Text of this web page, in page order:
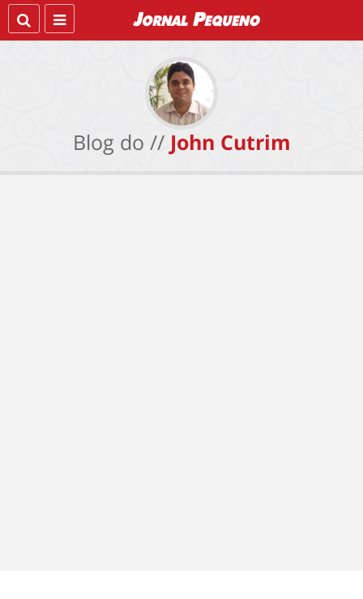
Blog do // John Cutrim